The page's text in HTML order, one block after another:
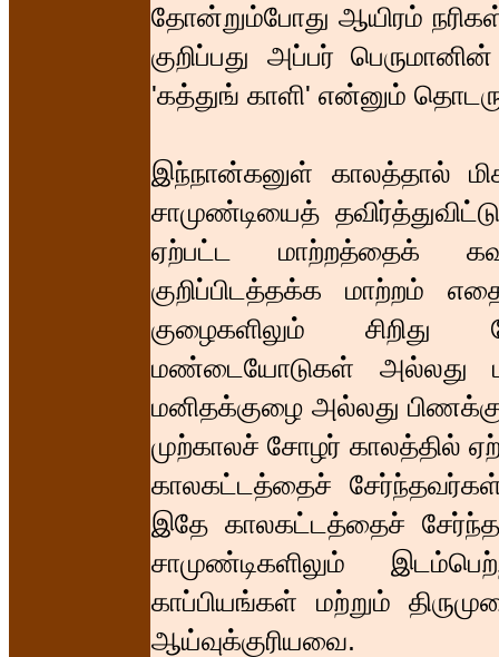
தோன்றும்போது ஆயிரம்
குறிப்பது அப்பர்
'கத்துங் காளி' என்னும்
இந்நான்கனுள் காலத்தால்
சாமுண்டியைத்
ஏற்பட்ட மாற்றத்தைக்
குறிப்பிடத்தக்க மாற்றம்
குழைகளிலும் சிறிது
மண்டையோடுகள் அல்லது
மனிதக்குழை அல்லது
முற்காலச் சோழர் காலத்தில்
காலகட்டத்தைச்
இதே காலகட்டத்தைச்
சாமுண்டிகளிலும்
காப்பியங்கள் மற்றும்
ஆய்வுக்குரியவை.